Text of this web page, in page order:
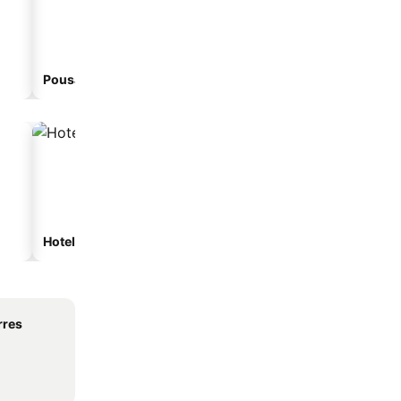
Pousada
Hoteles de playa